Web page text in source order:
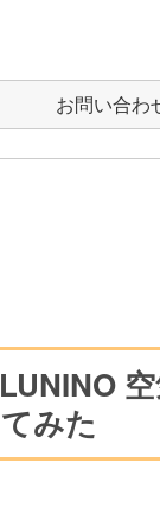
お問い合わ
みた